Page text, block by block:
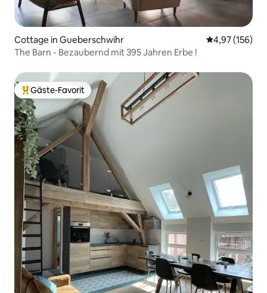
Cottage in Gueberschwihr
4,97 (156)
The Barn - Bezaubernd mit 395 Jahren Erbe !
Beliebter Gäste-Favorit.
Gäste-Favorit